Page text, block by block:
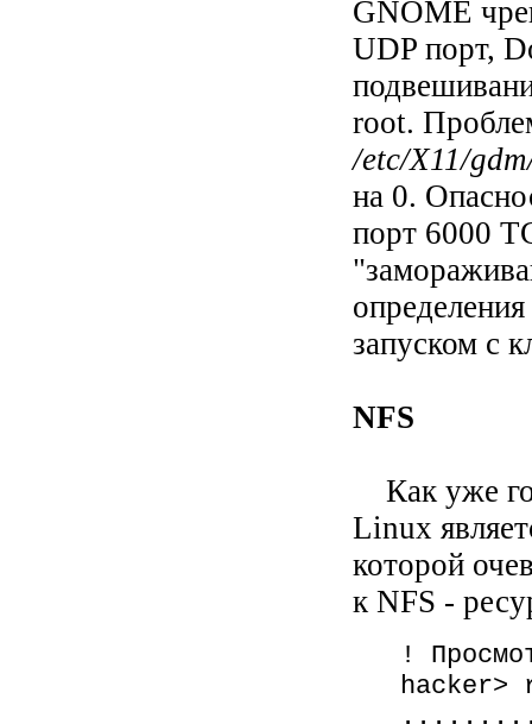
GNOME
UDP порт,
root.
/etc/X11/
на 0.
порт 6000
запуском с
NFS
Как уже
Linux
которой
к NFS -
!
hacker>